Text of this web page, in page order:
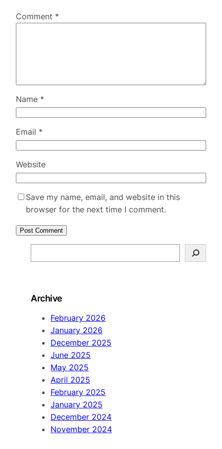
Comment *
Name *
Email *
Website
Save my name, email, and website in this
browser for the next time I comment.
e
c
Archive
February 2026
January 2026
December 2025
June 2025
May 2025
April 2025
February 2025
January 2025
December 2024
November 2024